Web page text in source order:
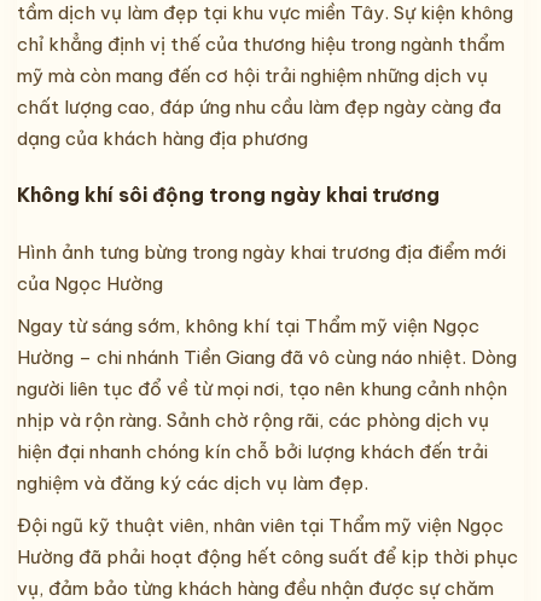
tầm dịch vụ làm đẹp tại khu vực miền Tây. Sự kiện không
chỉ khẳng định vị thế của thương hiệu trong ngành thẩm
mỹ mà còn mang đến cơ hội trải nghiệm những dịch vụ
chất lượng cao, đáp ứng nhu cầu làm đẹp ngày càng đa
dạng của khách hàng địa phương
Không khí sôi động trong ngày khai trương
Hình ảnh tưng bừng trong ngày khai trương địa điểm mới
của Ngọc Hường
Ngay từ sáng sớm, không khí tại Thẩm mỹ viện Ngọc
Hường – chi nhánh Tiền Giang đã vô cùng náo nhiệt. Dòng
người liên tục đổ về từ mọi nơi, tạo nên khung cảnh nhộn
nhịp và rộn ràng. Sảnh chờ rộng rãi, các phòng dịch vụ
hiện đại nhanh chóng kín chỗ bởi lượng khách đến trải
nghiệm và đăng ký các dịch vụ làm đẹp.
Đội ngũ kỹ thuật viên, nhân viên tại Thẩm mỹ viện Ngọc
Hường đã phải hoạt động hết công suất để kịp thời phục
vụ, đảm bảo từng khách hàng đều nhận được sự chăm